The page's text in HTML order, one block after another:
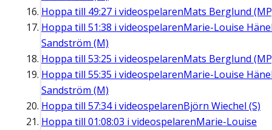
Hoppa till 49:27 i videospelarenMats Berglund
Hoppa till 51:38 i videospelarenMarie-Louise
Sandström (M)
Hoppa till 53:25 i videospelarenMats Berglund
Hoppa till 55:35 i videospelarenMarie-Louise
Sandström (M)
Hoppa till 57:34i videospelarenBjörn Wiechel (S)
Hoppa till 01:08:03 i videospelarenMarie-Louise